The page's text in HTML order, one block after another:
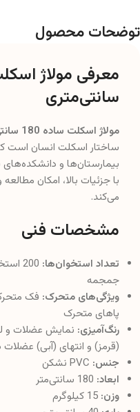
توضحات محصول
سانتی‌متری
مولاژ اسکلت ساده 180 سانتی‌متری
ساختار اسکلت انسان است
بیمارستان‌ها و
با جزئیات بالا، امکان
می‌کند.
مشخصات فنی
تعداد استخوان‌ها:
200
جمجمه
ویژگی‌های متحرک: فک
پاهای متحرک
رنگ‌آمیزی: نمایش عضلات و
(قرمز) و انتهای (آبی)
جنس:
ابعاد:
وزن: